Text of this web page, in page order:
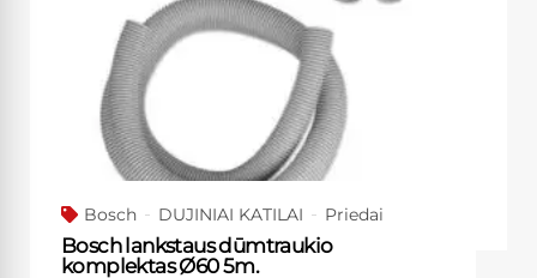
Bosch DUJINIAI KATILAI Priedai
Bosch lankstaus dūmtraukio
komplektas Ø60 5m.